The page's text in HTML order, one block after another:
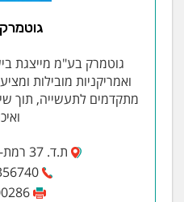
גוטמרק בע"מ מייצגת
ואמריקניות מובילות
מתקדמים לתעשייה, תוך
ת.ד. 37 רמת-השרון 47100